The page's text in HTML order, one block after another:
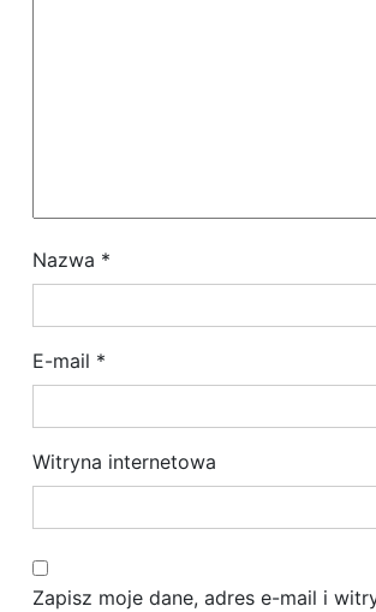
s
u
Nazwa *
E-mail *
Witryna internetowa
Zapisz moje dane, adres e-mail i